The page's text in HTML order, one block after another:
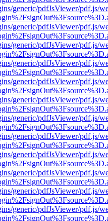
generic/pdfJsViewer/pdf.js/
generic/pdfJsViewer/pdf.js/
generic/pdfJsViewer/pdf.js/
generic/pdfJsViewer/pdf.js/
generic/pdfJsViewer/pdf.js/
generic/pdfJsViewer/pdf.js/
generic/pdfJsViewer/pdf.js/
generic/pdfJsViewer/pdf.js/
generic/pdfJsViewer/pdf.js/
generic/pdfJsViewer/pdf.js/
generic/pdfJsViewer/pdf.js/
generic/pdfJsViewer/pdf.js/